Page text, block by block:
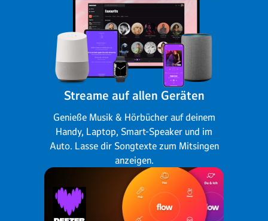
Streame auf allen Geräten
Genieße Musik & Hörbücher auf deinem
Handy, Laptop, Smart-Speaker und im
Auto. Lasse dir Songtexte zum Mitsingen
anzeigen.